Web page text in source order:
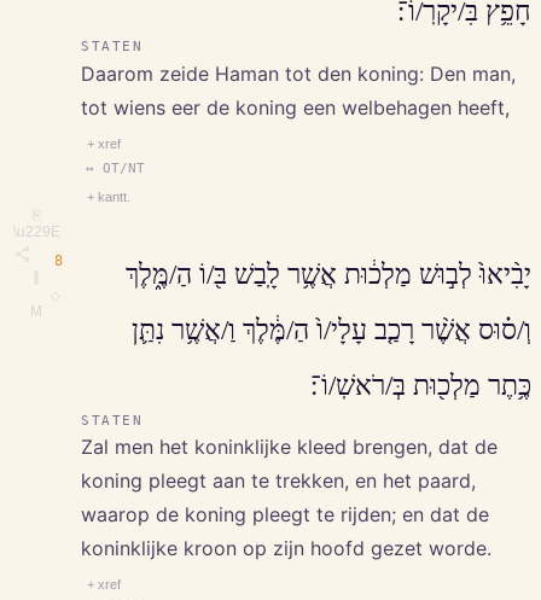
⎘
\u229E
M
חָפֵ֥ץ בִּ/יקָרֽ/וֹ־׃
STATEN
Daarom zeide Haman tot den koning: Den man,
tot wiens eer de koning een welbehagen heeft,
+ xref
↔ OT/NT
+ kantt.
8
יָבִ֨יאוּ֙ לְב֣וּשׁ מַלְכ֔וּת אֲשֶׁ֥ר לָֽבַשׁ בּ֖/וֹ הַ/מֶּ֑לֶךְ
וְ/ס֗וּס אֲשֶׁ֨ר רָכַ֤ב עָלָי/ו֙ הַ/מֶּ֔לֶךְ וַ/אֲשֶׁ֥ר נִתַּ֛ן
כֶּ֥תֶר מַלְכ֖וּת בְּ/רֹאשֽׁ/וֹ־׃
STATEN
Zal men het koninklijke kleed brengen, dat de
koning pleegt aan te trekken, en het paard,
waarop de koning pleegt te rijden; en dat de
koninklijke kroon op zijn hoofd gezet worde.
+ xref